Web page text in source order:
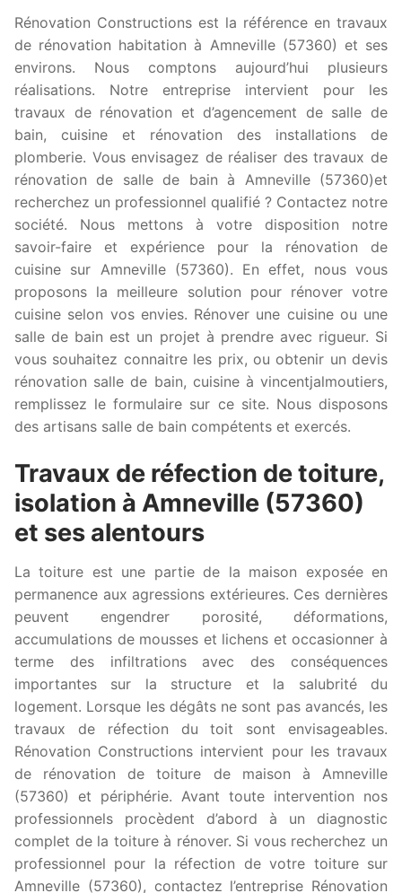
Rénovation Constructions est la référence en travaux
de rénovation habitation à Amneville (57360) et ses
environs. Nous comptons aujourd’hui plusieurs
réalisations. Notre entreprise intervient pour les
travaux de rénovation et d’agencement de salle de
bain, cuisine et rénovation des installations de
plomberie. Vous envisagez de réaliser des travaux de
rénovation de salle de bain à Amneville (57360)et
recherchez un professionnel qualifié ? Contactez notre
société. Nous mettons à votre disposition notre
savoir-faire et expérience pour la rénovation de
cuisine sur Amneville (57360). En effet, nous vous
proposons la meilleure solution pour rénover votre
cuisine selon vos envies. Rénover une cuisine ou une
salle de bain est un projet à prendre avec rigueur. Si
vous souhaitez connaitre les prix, ou obtenir un devis
rénovation salle de bain, cuisine à vincentjalmoutiers,
remplissez le formulaire sur ce site. Nous disposons
des artisans salle de bain compétents et exercés.
Travaux de réfection de toiture,
isolation à Amneville (57360)
et ses alentours
La toiture est une partie de la maison exposée en
permanence aux agressions extérieures. Ces dernières
peuvent engendrer porosité, déformations,
accumulations de mousses et lichens et occasionner à
terme des infiltrations avec des conséquences
importantes sur la structure et la salubrité du
logement. Lorsque les dégâts ne sont pas avancés, les
travaux de réfection du toit sont envisageables.
Rénovation Constructions intervient pour les travaux
de rénovation de toiture de maison à Amneville
(57360) et périphérie. Avant toute intervention nos
professionnels procèdent d’abord à un diagnostic
complet de la toiture à rénover. Si vous recherchez un
professionnel pour la réfection de votre toiture sur
Amneville (57360), contactez l’entreprise Rénovation